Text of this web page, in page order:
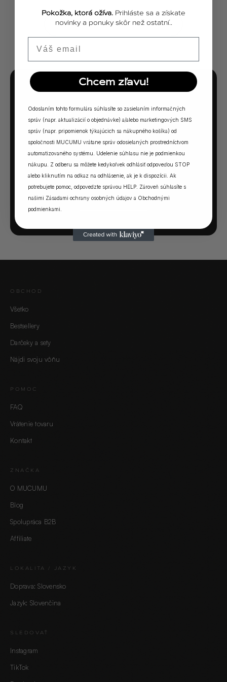
ZOBRAZIŤ VŠETKY PRÍBEHY
Ktorá vôňa Vám
sadne?
5 otázok. Jedna odpoveď. Vaša ideálna MUCUMU
vôňa.
SPUSTIŤ KVÍZ →
OBCHOD
Všetko
Bestsellery
Darčeky a sety
Nájdi svoju vôňu
POMOC
FAQ
Vrátenie tovaru
Kontakt
ZNAČKA
O MUCUMU
Blog
Spolupráca B2B
Affiliate
LOKALITA / JAZYK
Doprava: Slovensko
Jazyk: Slovenčina
SLEDOVAŤ
Instagram
TikTok
Pokožka, ktorá ožíva. Prihláste sa a získate
novinky a ponuky skôr než ostatní..
Chcem zľavu!
Odoslaním tohto formulára súhlasíte so zasielaním informačných
správ (napr. aktualizácií o objednávke) a/alebo marketingových SMS
správ (napr. pripomienok týkajúcich sa nákupného košíka) od
spoločnosti MUCUMU vrátane správ odosielaných prostredníctvom
automatizovaného systému. Udelenie súhlasu nie je podmienkou
nákupu. Z odberu sa môžete kedykoľvek odhlásiť odpoveďou STOP
alebo kliknutím na odkaz na odhlásenie, ak je k dispozícii. Ak
potrebujete pomoc, odpovedzte správou HELP. Zároveň súhlasíte s
našimi Zásadami ochrany osobných údajov a Obchodnými
podmienkami